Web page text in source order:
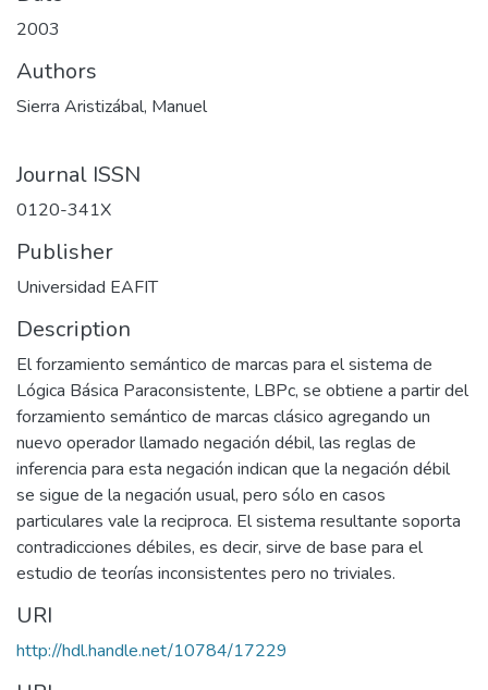
2003
Authors
Sierra Aristizábal, Manuel
Journal ISSN
0120-341X
Publisher
Universidad EAFIT
Description
El forzamiento semántico de marcas para el sistema de
Lógica Básica Paraconsistente, LBPc, se obtiene a partir del
forzamiento semántico de marcas clásico agregando un
nuevo operador llamado negación débil, las reglas de
inferencia para esta negación indican que la negación débil
se sigue de la negación usual, pero sólo en casos
particulares vale la reciproca. El sistema resultante soporta
contradicciones débiles, es decir, sirve de base para el
estudio de teorías inconsistentes pero no triviales.
URI
http://hdl.handle.net/10784/17229